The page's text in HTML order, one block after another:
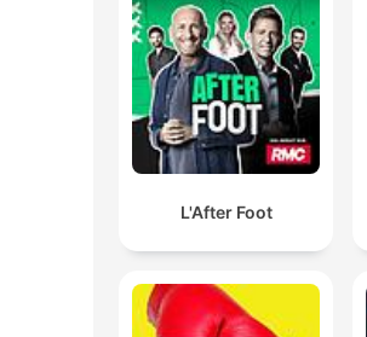
L'After Foot